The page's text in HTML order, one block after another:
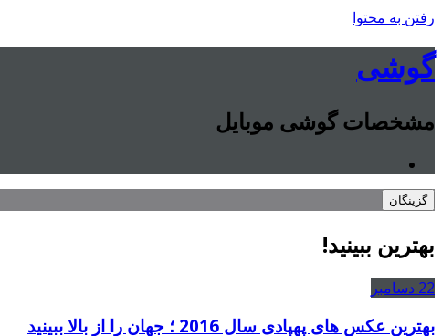
رفتن به محتوا
گوشی
مشخصات گوشی موبایل
گزینگان
بهترین ببینید!
22 دسامبر
بهترین عکس های پهپادی سال 2016 ؛ جهان را از بالا ببینید